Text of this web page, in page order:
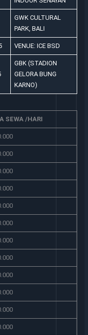
GWK CULTURAL
PARK, BALI
VENUE: ICE BSD
GBK (STADION
GELORA BUNG
KARNO)
SEWA /HARI